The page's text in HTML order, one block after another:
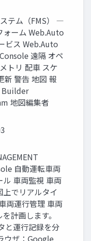
テム（FMS） ―
ォーム Web.Auto
ビス Web.Auto
遠隔 オペ
トリ 配車 スケ
新 警告 地図 報
Builder
地図編集者
自動運転車両
ル 車両監視 車両
上でリアルタイ
両運行管理 車両
計画します。
と運行記録を分